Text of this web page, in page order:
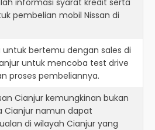
informasi syarat kredit serta
pembelian mobil Nissan di
untuk bertemu dengan sales di
untuk mencoba test drive
proses pembeliannya.
Cianjur kemungkinan bukan
Cianjur namun dapat
di wilayah Cianjur yang